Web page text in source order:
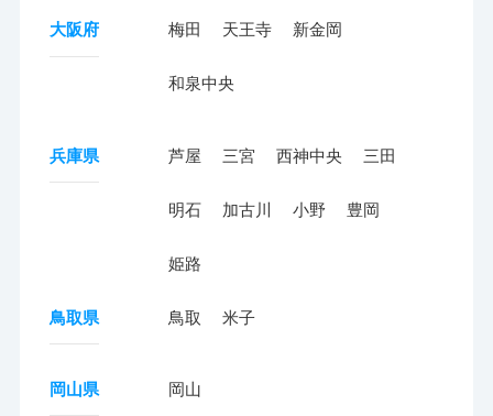
大阪府 梅田 天王寺 新金岡
和泉中央
兵庫県 芦屋 三宮 西神中央 三田
明石 加古川 小野 豊岡
姫路
鳥取県 鳥取 米子
岡山県 岡山